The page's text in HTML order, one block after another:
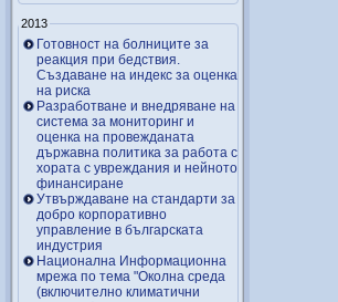
2013
Готовност на болниците за
реакция при бедствия.
Създаване на индекс за оценка
на риска
Разработване и внедряване на
система за мониторинг и
оценка на провежданата
държавна политика за работа с
хората с увреждания и нейното
финансиране
Утвърждаване на стандарти за
добро корпоративно
управление в българската
индустрия
Национална Информационна
мрежа по тема "Околна среда
(включително климатични